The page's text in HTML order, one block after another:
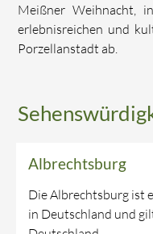
Meißner Weihnacht,
erlebnisreichen und
Porzellanstadt ab.
Albrechtsburg
Die Albrechtsburg ist
in Deutschland und